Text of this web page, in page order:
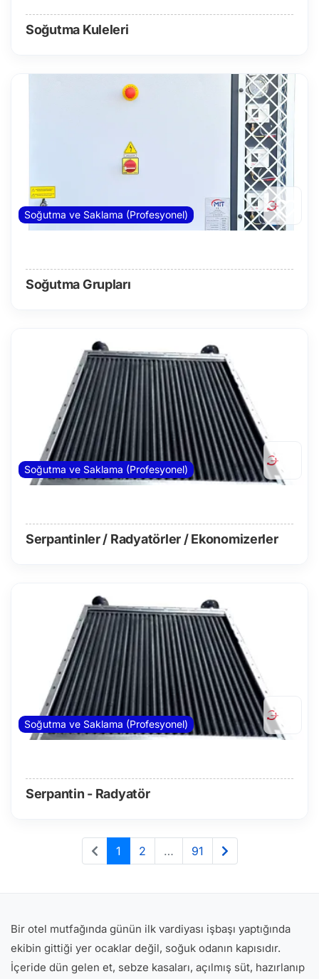
Soğutma Kuleleri
Soğutma ve Saklama (Profesyonel)
Soğutma Grupları
Soğutma ve Saklama (Profesyonel)
Serpantinler / Radyatörler / Ekonomizerler
Soğutma ve Saklama (Profesyonel)
Serpantin - Radyatör
1 2 … 91
Bir otel mutfağında günün ilk vardiyası işbaşı yaptığında
ekibin gittiği yer ocaklar değil, soğuk odanın kapısıdır.
İçeride dün gelen et, sebze kasaları, açılmış süt, hazırlanıp